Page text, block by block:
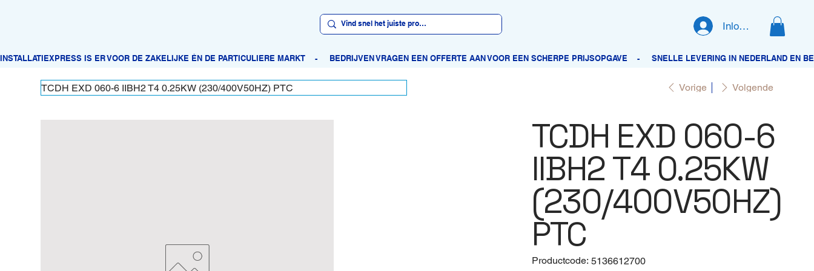
Inloggen
TCDH EXD 060-6 IIBH2 T4 0.25KW (230/400V50HZ) PTC Vorige Volgende
TCDH EXD 060-6
IIBH2 T4 0.25KW
(230/400V50HZ)
PTC
Productcode: Productcode
5136612700
5136612700